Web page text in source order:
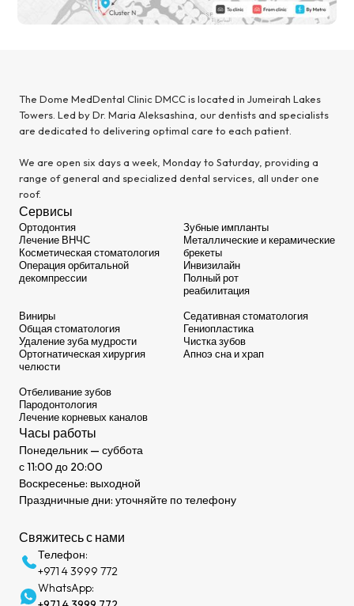
The Dome MedDental Clinic DMCC is located in Jumeirah Lakes
Towers. Led by Dr. Maria Aleksashina, our dentists and specialists
are dedicated to delivering optimal care to each patient.
We are open six days a week, Monday to Saturday, providing a
range of general and specialized dental services, all under one
roof.
Сервисы
Ортодонтия
Лечение ВНЧС
Косметическая стоматология
Операция орбитальной
декомпрессии
Зубные импланты
Металлические и керамические
брекеты
Инвизилайн
Полный рот
реабилитация
Виниры
Общая стоматология
Удаление зуба мудрости
Ортогнатическая хирургия
челюсти
Седативная стоматология
Гениопластика
Чистка зубов
Апноэ сна и храп
Отбеливание зубов
Пародонтология
Лечение корневых каналов
Часы работы
Понедельник — суббота
с 11:00 до 20:00
Воскресенье: выходной
Праздничные дни: уточняйте по телефону
Свяжитесь с нами
Телефон:
+971 4 3999 772
WhatsApp: